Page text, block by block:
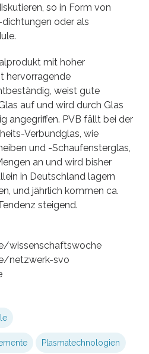
so in Form von
oder als
mit hoher
hervorragende
weist gute
auf und wird durch Glas
angegriffen. PVB fällt bei der
Verbundglas, wie
und -Schaufensterglas,
an und wird bisher
in Deutschland lagern
und jährlich kommen ca.
steigend.
wissenschaftswoche
netzwerk-svo
Plasmatechnologien